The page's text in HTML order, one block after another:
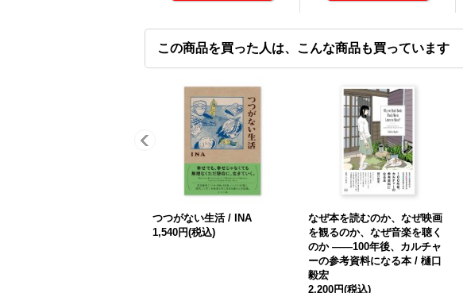
この商品を買った人は、こんな商品も買っています
つつがない生活 / INA
1,540円(税込)
なぜ本を読むのか、なぜ映画
を観るのか、なぜ音楽を聴く
のか ――100年後、カルチャ
ーの参考資料になる本 / 樋口
毅宏
2,200円(税込)